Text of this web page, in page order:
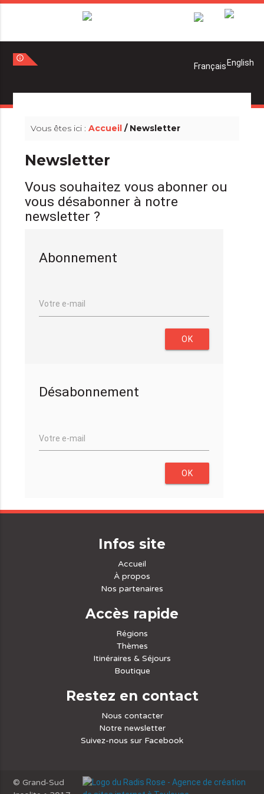
info_outline
Vous êtes ici :Accueil / Newsletter
Newsletter
Vous souhaitez vous abonner ou
vous désabonner à notre
newsletter ?
Abonnement
Votre e-mail
OK
Désabonnement
Votre e-mail
OK
Infos site
Accueil
À propos
Nos partenaires
Accès rapide
Régions
Thèmes
Itinéraires & Séjours
Boutique
Restez en contact
Nous contacter
Notre newsletter
Suivez-nous sur Facebook
© Grand-Sud